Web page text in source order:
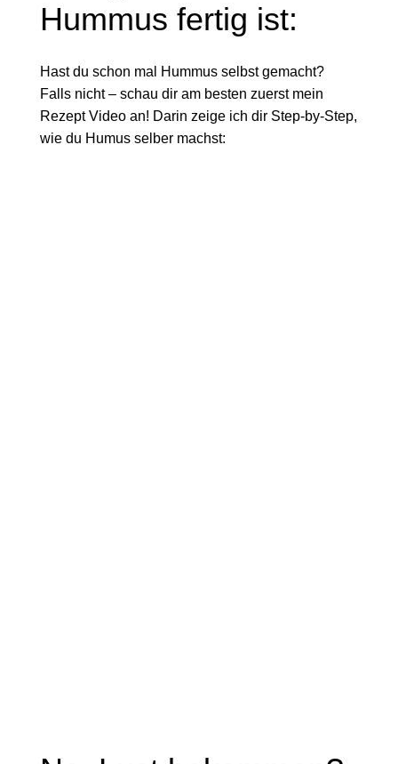
Hummus fertig ist:
Hast du schon mal Hummus selbst gemacht?
Falls nicht – schau dir am besten zuerst mein
Rezept Video an! Darin zeige ich dir Step-by-Step,
wie du Humus selber machst: